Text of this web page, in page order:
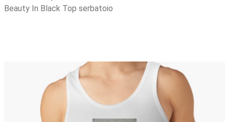
Beauty In Black Top serbatoio